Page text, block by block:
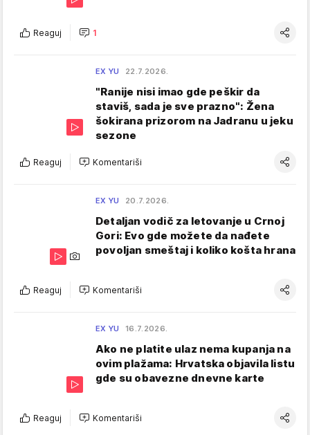
Reaguj 1
EX YU 22.7.2026.
"Ranije nisi imao gde peškir da
staviš, sada je sve prazno": Žena
šokirana prizorom na Jadranu u jeku
sezone
Reaguj Komentariši
EX YU 20.7.2026.
Detaljan vodič za letovanje u Crnoj
Gori: Evo gde možete da nađete
povoljan smeštaj i koliko košta hrana
Reaguj Komentariši
EX YU 16.7.2026.
Ako ne platite ulaz nema kupanja na
ovim plažama: Hrvatska objavila listu
gde su obavezne dnevne karte
Reaguj Komentariši